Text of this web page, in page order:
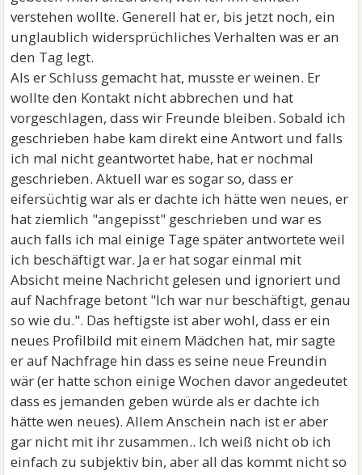
verstehen wollte. Generell hat er, bis jetzt noch, ein
unglaublich widersprüchliches Verhalten was er an
den Tag legt.
Als er Schluss gemacht hat, musste er weinen. Er
wollte den Kontakt nicht abbrechen und hat
vorgeschlagen, dass wir Freunde bleiben. Sobald ich
geschrieben habe kam direkt eine Antwort und falls
ich mal nicht geantwortet habe, hat er nochmal
geschrieben. Aktuell war es sogar so, dass er
eifersüchtig war als er dachte ich hätte wen neues, er
hat ziemlich "angepisst" geschrieben und war es
auch falls ich mal einige Tage später antwortete weil
ich beschäftigt war. Ja er hat sogar einmal mit
Absicht meine Nachricht gelesen und ignoriert und
auf Nachfrage betont "Ich war nur beschäftigt, genau
so wie du.". Das heftigste ist aber wohl, dass er ein
neues Profilbild mit einem Mädchen hat, mir sagte
er auf Nachfrage hin dass es seine neue Freundin
wär (er hatte schon einige Wochen davor angedeutet
dass es jemanden geben würde als er dachte ich
hätte wen neues). Allem Anschein nach ist er aber
gar nicht mit ihr zusammen.. Ich weiß nicht ob ich
einfach zu subjektiv bin, aber all das kommt nicht so